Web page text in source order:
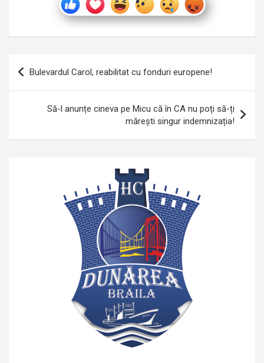
Navigare
articole
Bulevardul Carol, reabilitat cu fonduri europene!
Să-l anunțe cineva pe Micu că în CA nu poți să-ți
mărești singur indemnizația!